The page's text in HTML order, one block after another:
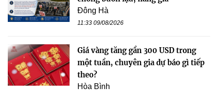
Đông Hà
11:33 09/08/2026
Giá vàng tăng gần 300 USD trong
một tuần, chuyên gia dự báo gì tiếp
theo?
Hòa Bình